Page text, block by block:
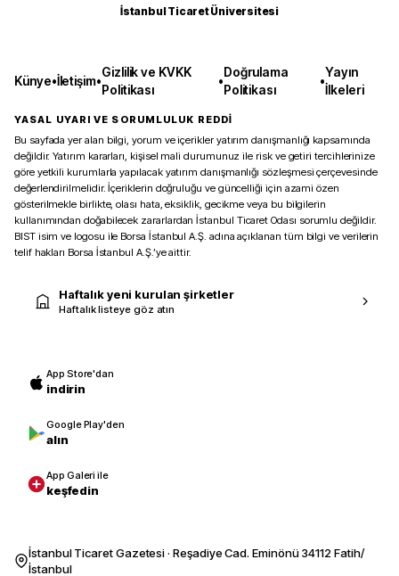
İstanbul Ticaret Üniversitesi
Künye•İletişim•
Gizlilik ve KVKK
Politikası
•
Doğrulama
Politikası
•
Yayın
İlkeleri
YASAL UYARI VE SORUMLULUK REDDİ
Bu sayfada yer alan bilgi, yorum ve içerikler yatırım danışmanlığı kapsamında
değildir. Yatırım kararları, kişisel mali durumunuz ile risk ve getiri tercihlerinize
göre yetkili kurumlarla yapılacak yatırım danışmanlığı sözleşmesi çerçevesinde
değerlendirilmelidir. İçeriklerin doğruluğu ve güncelliği için azami özen
gösterilmekle birlikte, olası hata, eksiklik, gecikme veya bu bilgilerin
kullanımından doğabilecek zararlardan İstanbul Ticaret Odası sorumlu değildir.
BIST isim ve logosu ile Borsa İstanbul A.Ş. adına açıklanan tüm bilgi ve verilerin
telif hakları Borsa İstanbul A.Ş.’ye aittir.
Haftalık yeni kurulan şirketler
Haftalık listeye göz atın
App Store'dan
indirin
Google Play'den
alın
App Galeri ile
keşfedin
İstanbul Ticaret Gazetesi · Reşadiye Cad. Eminönü 34112 Fatih/
İstanbul